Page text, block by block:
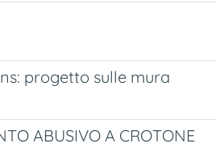
progetto sulle mura
ABUSIVO A CROTONE